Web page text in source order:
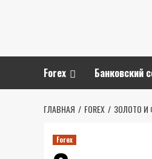
Forex Банковский
ГЛАВНАЯ FOREX ЗОЛОТО И
Forex